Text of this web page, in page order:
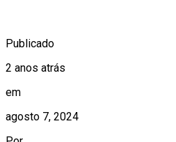
Publicado
2 anos atrás
em
agosto 7, 2024